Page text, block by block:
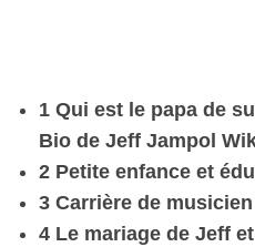
1 Qui est le papa de
Bio de Jeff Jampol
2 Petite enfance et
3 Carrière de
4 Le mariage de Jeff